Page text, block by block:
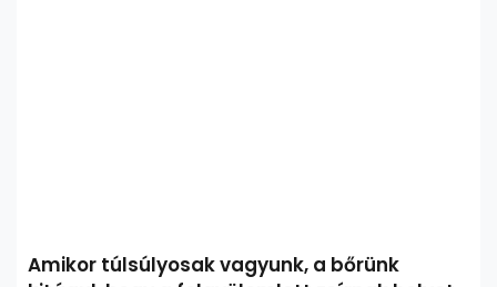
Amikor túlsúlyosak vagyunk, a bőrünk